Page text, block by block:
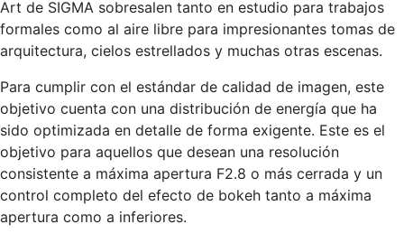
Art de SIGMA sobresalen tanto en estudio para trabajos
formales como al aire libre para impresionantes tomas de
arquitectura, cielos estrellados y muchas otras escenas.
Para cumplir con el estándar de calidad de imagen, este
objetivo cuenta con una distribución de energía que ha
sido optimizada en detalle de forma exigente. Este es el
objetivo para aquellos que desean una resolución
consistente a máxima apertura F2.8 o más cerrada y un
control completo del efecto de bokeh tanto a máxima
apertura como a inferiores.